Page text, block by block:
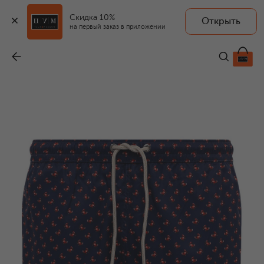
Скидка 10%
на первый заказ в приложении
Открыть
FEFE`
16 500 ₽